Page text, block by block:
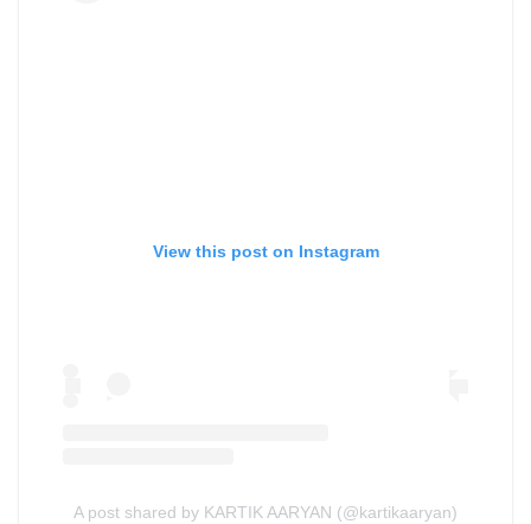
View this post on Instagram
A post shared by KARTIK AARYAN (@kartikaaryan)